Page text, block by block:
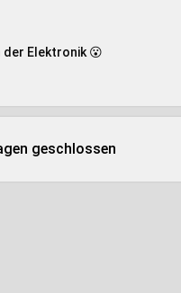
Elektronik 😮
geschlossen